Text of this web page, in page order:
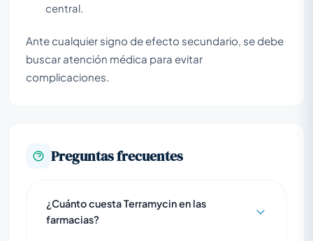
central.
Ante cualquier signo de efecto secundario, se debe
buscar atención médica para evitar
complicaciones.
Preguntas frecuentes
¿Cuánto cuesta Terramycin en las
farmacias?